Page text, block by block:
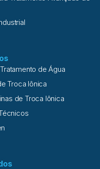
de Água
Troca Iônica
de Troca Iônica